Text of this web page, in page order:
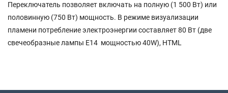
Переключатель позволяет включать на полную (1 500 Вт) или
половинную (750 Вт) мощность. В режиме визуализации
пламени потребление электроэнергии составляет 80 Вт (две
свечеобразные лампы E14 мощностью 40W), HTML